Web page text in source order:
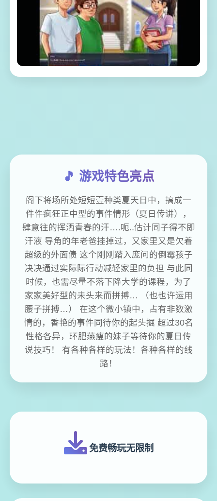
🎵 游戏特色亮点
阁下将场所处短短壹种类夏天日中，搞成一
件件疯狂正中型的事件情形（夏日传讲），
肆意往的挥洒青春的汗….呃..估计同子得不即
汗液 导角的年老爸挂掉过，又家里又是欠着
超级的外面债 这个刚刚踏入庞问的倒霉孩子
决决通过实际际行动减轻家里的负担 与此同
时候，也需尽量不落下降大学的课程，为了
家家美好型的未头来而拼搏… （也也许运用
腰子拼搏…） 在这个微小镇中，占有非数激
情的，香艳的事件同待你的起头掘 超过30名
性格各异，环肥燕瘦的妹子等待你的夏日传
说技巧！ 有各种各样的玩法！各种各样的线
路！
免费畅玩无限制